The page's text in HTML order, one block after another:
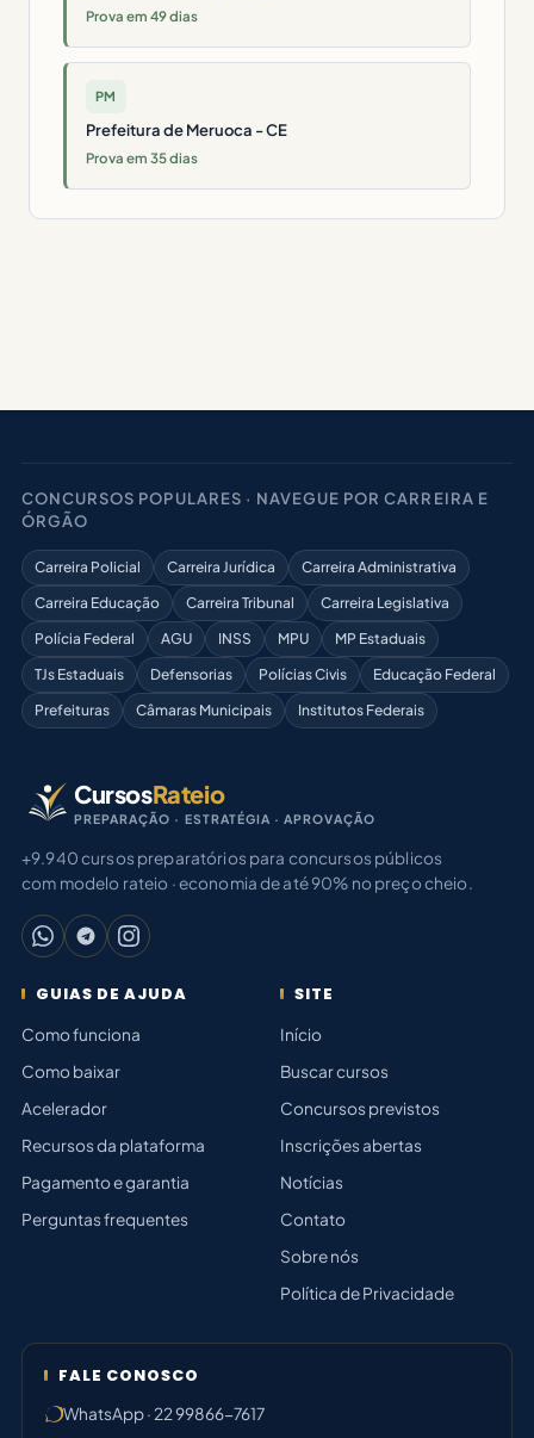
Prova em 49 dias
PM
Prefeitura de Meruoca - CE
Prova em 35 dias
CONCURSOS POPULARES · NAVEGUE POR CARREIRA E
ÓRGÃO
Carreira Policial Carreira Jurídica
Carreira Administrativa
Carreira Educação
Carreira Tribunal
Carreira Legislativa
Polícia Federal
AGU INSS MPU
MP Estaduais
TJs Estaduais
Defensorias Polícias Civis
Educação Federal
Prefeituras
Câmaras Municipais Institutos Federais
CursosRateio
PREPARAÇÃO · ESTRATÉGIA · APROVAÇÃO
+9.940 cursos preparatórios para concursos públicos
com modelo rateio · economia de até 90% no preço cheio.
GUIAS DE AJUDA
Como funciona
Como baixar
Acelerador
Recursos da plataforma
Pagamento e garantia
Perguntas frequentes
SITE
Início
Buscar cursos
Concursos previstos
Inscrições abertas
Notícias
Contato
Sobre nós
Política de Privacidade
FALE CONOSCO
WhatsApp · 22 99866-7617